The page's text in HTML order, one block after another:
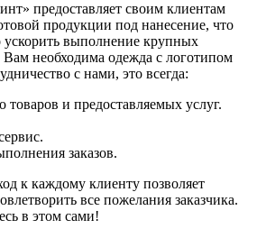
предоставляет своим клиентам
продукции под нанесение, что
ускорить выполнение крупных
Вам необходима одежда с логотипом
с нами, это всегда:
товаров и предоставляемых услуг.
заказов.
к каждому клиенту позволяет
все пожелания заказчика.
в этом сами!